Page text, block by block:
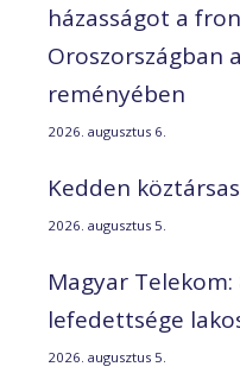
házasságot a
Oroszországban
reményében
2026. augusztus 6.
Kedden
2026. augusztus 5.
Magyar Telekom:
lefedettsége
2026. augusztus 5.